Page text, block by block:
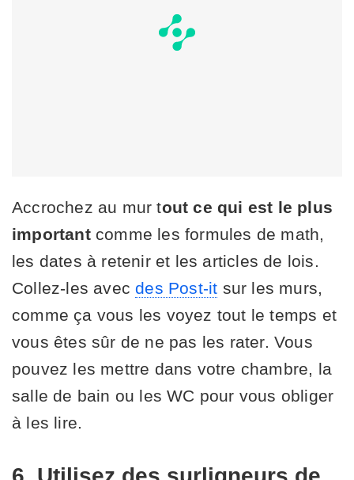
Accrochez au mur tout ce qui est le plus
important comme les formules de math,
les dates à retenir et les articles de lois.
Collez-les avecdes Post-it sur les murs,
comme ça vous les voyez tout le temps et
vous êtes sûr de ne pas les rater. Vous
pouvez les mettre dans votre chambre, la
salle de bain ou les WC pour vous obliger
à les lire.